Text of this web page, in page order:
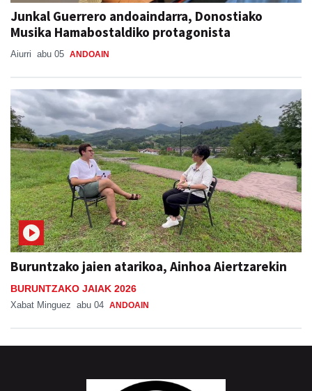
Junkal Guerrero andoaindarra, Donostiako
Musika Hamabostaldiko protagonista
Aiurri abu 05 ANDOAIN
Buruntzako jaien atarikoa, Ainhoa Aiertzarekin
BURUNTZAKO JAIAK 2026
Xabat Minguez abu 04 ANDOAIN